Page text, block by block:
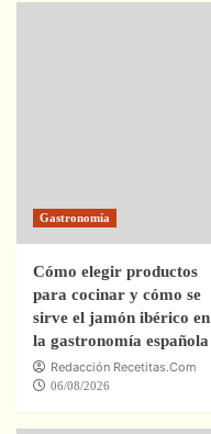
Gastronomía
Cómo elegir productos
para cocinar y cómo se
sirve el jamón ibérico en
la gastronomía española
Redacción Recetitas.Com
06/08/2026